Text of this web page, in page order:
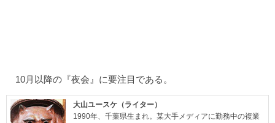
10月以降の『夜会』に要注目である。
大山ユースケ（ライター）
1990年、千葉県生まれ。某大手メディアに勤務中の複業